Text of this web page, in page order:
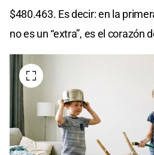
$480.463. Es decir: en la
no es un “extra”, es el corazón